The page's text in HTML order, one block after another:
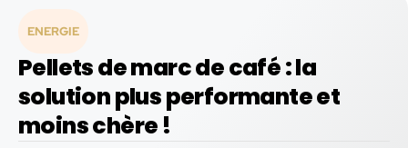
ENERGIE
Pellets de marc de café : la
solution plus performante et
moins chère !